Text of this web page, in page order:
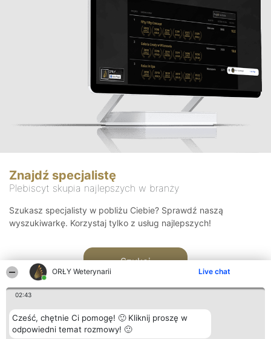
ORŁY Weterynarii Live chat
02:43
Cześć, chętnie Ci pomogę! 🙂 Kliknij proszę w
odpowiedni temat rozmowy! 🙂
Znajdź specjalistę
Plebiscyt skupia najlepszych w branży
Szukasz specjalisty w pobliżu Ciebie? Sprawdź naszą
wyszukiwarkę. Korzystaj tylko z usług najlepszych!
Szukaj